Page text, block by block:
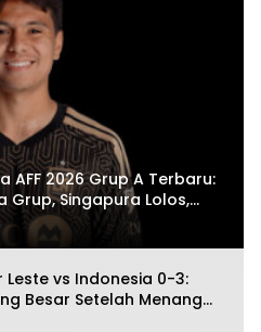
AFF 2026 Grup A Terbaru:
Grup, Singapura Lolos,
Leste vs Indonesia 0-3:
Besar Setelah Menang